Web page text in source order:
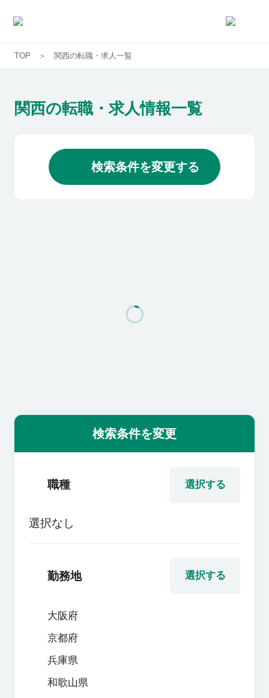
求人一覧
企業一覧
コラム
よくあるご質問
転職のご相談・登録
企業の担当者様
TOP 関西の転職・求人一覧
関西の転職・求人情報一覧
検索条件を変更する
検索条件を変更
選択する
職種
選択なし
選択する
勤務地
大阪府
京都府
兵庫県
和歌山県